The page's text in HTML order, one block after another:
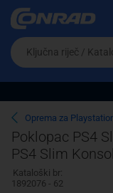
Ova postavka
cijene vašim
Pravno lice
Da
biste
potražili
proizvod,
unesite
ključnu
riječ,
kataloški
broj,
EAN
ili
Oprema za
Poklopac PS4
PS4 Slim
Kataloški br:
1892076 - 62